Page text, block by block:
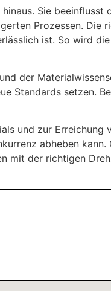
Sie
Prozessen. Die
ist. So wird
der
Standards setzen.
und zur
abheben kann.
mit der richtigen